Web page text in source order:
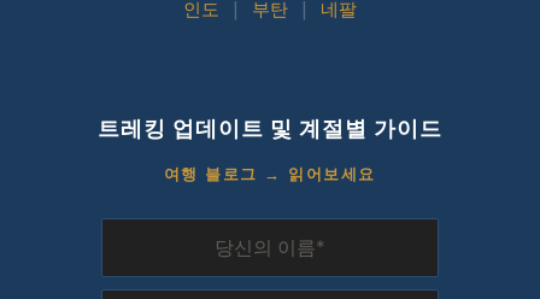
인도
부탄 네팔
트레킹 업데이트 및 계절별 가이드
여행 블로그 → 읽어보세요